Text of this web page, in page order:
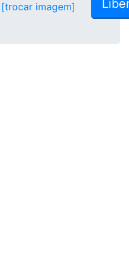
[trocar imagem]